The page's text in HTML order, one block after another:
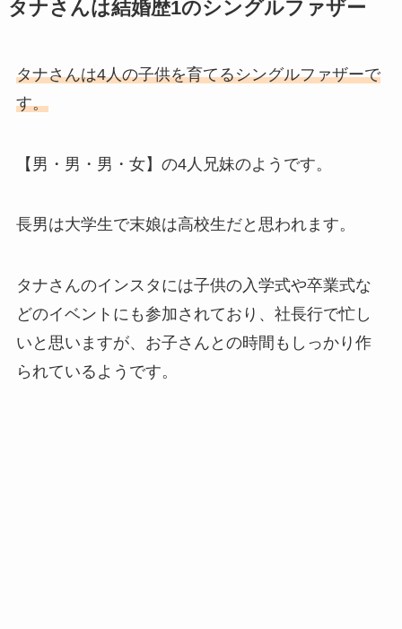
タナさんは結婚歴1のシングルファザー
タナさんは4人の子供を育てるシングルファザーで
す。
【男・男・男・女】の4人兄妹のようです。
長男は大学生で末娘は高校生だと思われます。
タナさんのインスタには子供の入学式や卒業式な
どのイベントにも参加されており、社長行で忙し
いと思いますが、お子さんとの時間もしっかり作
られているようです。